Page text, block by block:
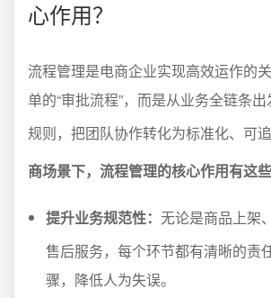
心作用？
流程管理是电商企业实现高效运作的
单的“审批流程”，而是从业务全链条
规则，把团队协作转化为标准化、可追
商场景下，流程管理的核心作用有这些
提升业务规范性： 无论是商品上架
售后服务，每个环节都有清晰的责
骤，降低人为失误。